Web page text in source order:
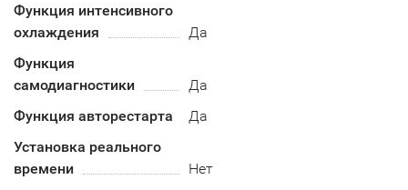
Функция интенсивного
охлаждения
Да
Функция
самодиагностики
Да
Функция авторестарта
Да
Установка реального
времени
Нет